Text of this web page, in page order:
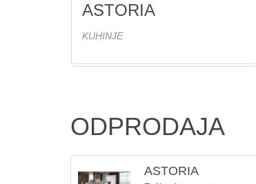
15
ASTORIA
KUHINJE
ODPRODAJA
ASTORIA